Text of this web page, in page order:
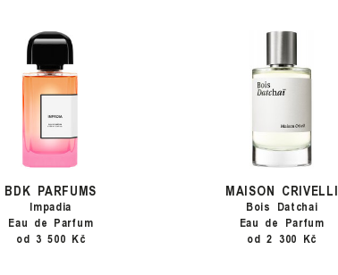
BDK PARFUMS
Impadia
Eau de Parfum
od 3 500 Kč
MAISON CRIVELLI
Bois Datchai
Eau de Parfum
od 2 300 Kč